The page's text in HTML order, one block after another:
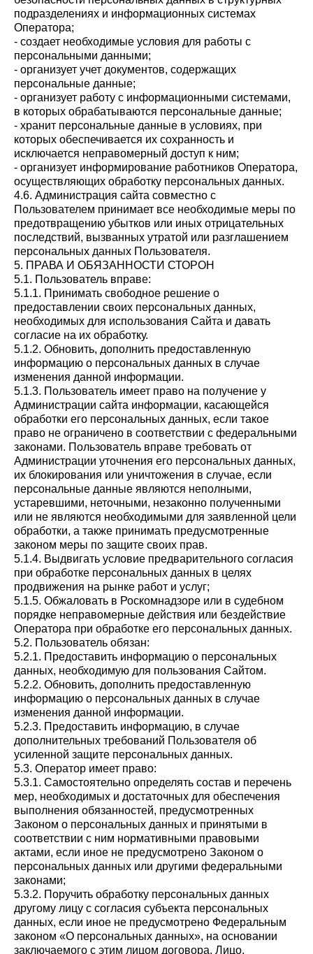
подразделениях и информационных системах
Оператора;
- создает необходимые условия для работы с
персональными данными;
- организует учет документов, содержащих
персональные данные;
- организует работу с информационными системами,
в которых обрабатываются персональные данные;
- хранит персональные данные в условиях, при
которых обеспечивается их сохранность и
исключается неправомерный доступ к ним;
- организует информирование работников Оператора,
осуществляющих обработку персональных данных.
4.6. Администрация сайта совместно с
Пользователем принимает все необходимые меры по
предотвращению убытков или иных отрицательных
последствий, вызванных утратой или разглашением
персональных данных Пользователя.
5. ПРАВА И ОБЯЗАННОСТИ СТОРОН
5.1. Пользователь вправе:
5.1.1. Принимать свободное решение о
предоставлении своих персональных данных,
необходимых для использования Сайта и давать
согласие на их обработку.
5.1.2. Обновить, дополнить предоставленную
информацию о персональных данных в случае
изменения данной информации.
5.1.3. Пользователь имеет право на получение у
Администрации сайта информации, касающейся
обработки его персональных данных, если такое
право не ограничено в соответствии с федеральными
законами. Пользователь вправе требовать от
Администрации уточнения его персональных данных,
их блокирования или уничтожения в случае, если
персональные данные являются неполными,
устаревшими, неточными, незаконно полученными
или не являются необходимыми для заявленной цели
обработки, а также принимать предусмотренные
законом меры по защите своих прав.
5.1.4. Выдвигать условие предварительного согласия
при обработке персональных данных в целях
продвижения на рынке работ и услуг;
5.1.5. Обжаловать в Роскомнадзоре или в судебном
порядке неправомерные действия или бездействие
Оператора при обработке его персональных данных.
5.2. Пользователь обязан:
5.2.1. Предоставить информацию о персональных
данных, необходимую для пользования Сайтом.
5.2.2. Обновить, дополнить предоставленную
информацию о персональных данных в случае
изменения данной информации.
5.2.3. Предоставить информацию, в случае
дополнительных требований Пользователя об
усиленной защите персональных данных.
5.3. Оператор имеет право:
5.3.1. Самостоятельно определять состав и перечень
мер, необходимых и достаточных для обеспечения
выполнения обязанностей, предусмотренных
Законом о персональных данных и принятыми в
соответствии с ним нормативными правовыми
актами, если иное не предусмотрено Законом о
персональных данных или другими федеральными
законами;
5.3.2. Поручить обработку персональных данных
другому лицу с согласия субъекта персональных
данных, если иное не предусмотрено Федеральным
законом «О персональных данных», на основании
заключаемого с этим лицом договора. Лицо,